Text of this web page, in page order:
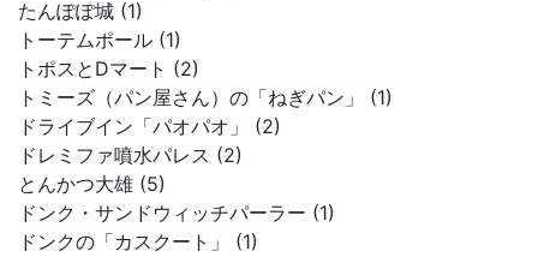
たんぽぽ城 (1)
トーテムポール (1)
トポスとDマート (2)
トミーズ（パン屋さん）の「ねぎパン」 (1)
ドライブイン「パオパオ」 (2)
ドレミファ噴水パレス (2)
とんかつ大雄 (5)
ドンク・サンドウィッチパーラー (1)
ドンクの「カスクート」 (1)